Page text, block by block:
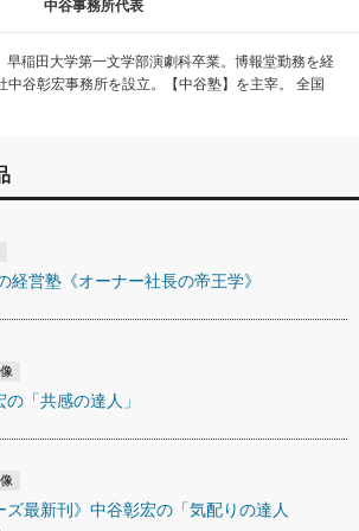
中谷事務所代表
早稲田大学第一文学部演劇科卒業。博報堂勤務を経
中谷彰宏事務所を設立。【中谷塾】を主宰。 全国
経営塾《オーナー社長の帝王学》
「共感の達人」
ズ最新刊》中谷彰宏の「気配りの達人